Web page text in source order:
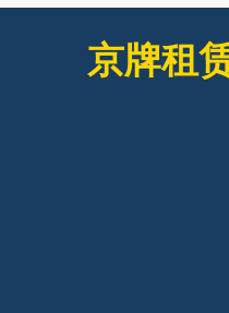
京牌租